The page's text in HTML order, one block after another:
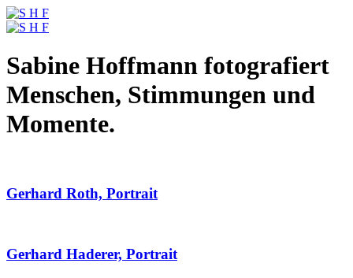
Sabine Hoffmann fotografiert
Menschen, Stimmungen und
Momente.
Gerhard Roth, Portrait
Gerhard Haderer, Portrait